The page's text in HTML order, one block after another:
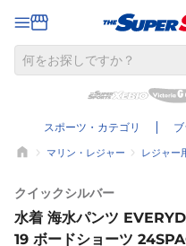
スポーツ・カテゴリ
マリン・レジャー レジャー
クイックシルバー
水着 海水パンツ
19 ボードショーツ